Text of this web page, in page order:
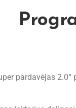
pardavėjas